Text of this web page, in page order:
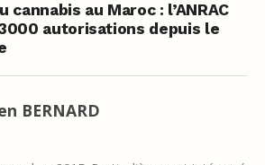
cannabis au Maroc : l’ANRAC
autorisations depuis le
BERNARD